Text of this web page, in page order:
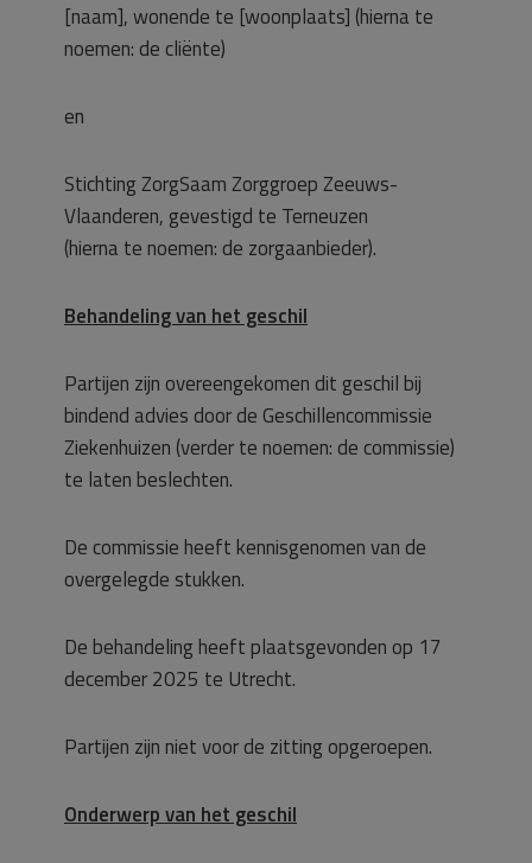
[naam], wonende te [woonplaats] (hierna te
noemen: de cliënte)
en
Stichting ZorgSaam Zorggroep Zeeuws-
Vlaanderen, gevestigd te Terneuzen
(hierna te noemen: de zorgaanbieder).
Behandeling van het geschil
Partijen zijn overeengekomen dit geschil bij
bindend advies door de Geschillencommissie
Ziekenhuizen (verder te noemen: de commissie)
te laten beslechten.
De commissie heeft kennisgenomen van de
overgelegde stukken.
De behandeling heeft plaatsgevonden op 17
december 2025 te Utrecht.
Partijen zijn niet voor de zitting opgeroepen.
Onderwerp van het geschil